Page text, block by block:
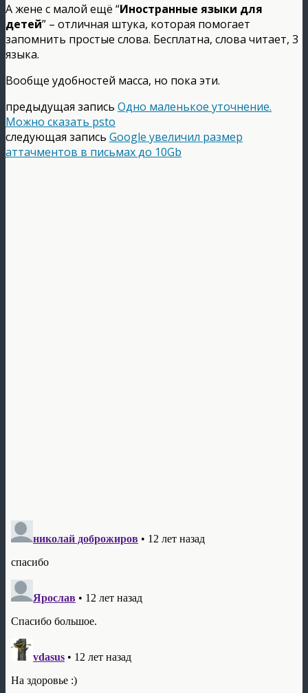
А жене с малой ещё “Иностранные языки для
детей” – отличная штука, которая помогает
запомнить простые слова. Бесплатна, слова читает, 3
языка.
Вообще удобностей масса, но пока эти.
предыдущая запись Одно маленькое уточнение.
Можно сказать psto
следующая запись Google увеличил размер
аттачментов в письмах до 10Gb